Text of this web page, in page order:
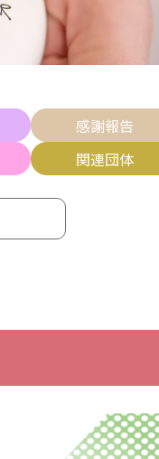
感謝報告
関連団体